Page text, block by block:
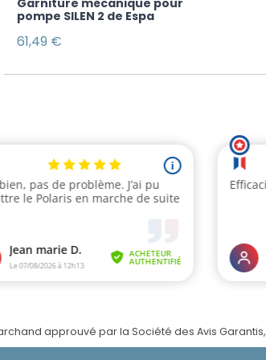
pompe SILEN 2 de Espa
61,49 €
approuvé par la Société des Avis Garantis,